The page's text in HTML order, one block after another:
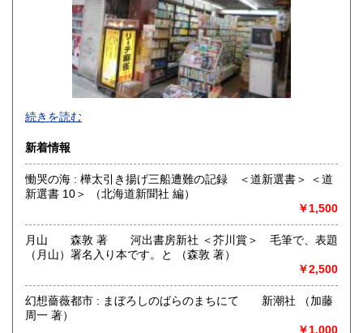
600円 大分県
600円 鹿児島県
600円
店頭では漫画の他、文学・美術・音楽・幻想・探偵・大衆も
の等取り揃えております。是非一度お立ち寄り下さい。
沿線名：中央線・京王線
最寄駅：八王子駅北口徒歩3分、京王八王子駅徒歩5分
営業時間：11:00〜20:00
定休日：12/31〜1/3
書籍の買取について
出張買取も対応いたします(ダンボール2箱以上より)ジャンル
取り扱い分野
哲学宗教、社会科学、美術工芸、外国文学、趣味、外国書、
続きを読む
新着情報
慟哭の海 : 樺太引き揚げ三船遭難の記録 ＜道新選書＞ ＜道
新選書 10＞ （北海道新聞社 編）
￥1,500
月山 森敦 著 河出書房新社 ＜芥川賞＞ 毛筆で、表題
（月山）署名入り本です。と （森敦 著）
￥2,500
幻想薔薇都市 : まぼろしのばらのまちにて 新潮社 （加藤
周一 著）
￥1,000